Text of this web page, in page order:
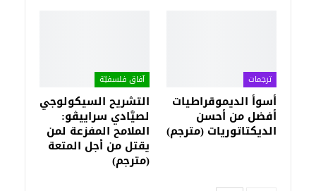
ترجمات
أسوأ الديموقراطيات
أفضل من أحسن
الديكتاتوريات (مترجم)
آفاق فلسفيّة‎
التشريح السيكولوجي
لصيَّادي سراييڤو:
الملامح المفزعة لمن
يقتل من أجل المتعة
(مترجم)